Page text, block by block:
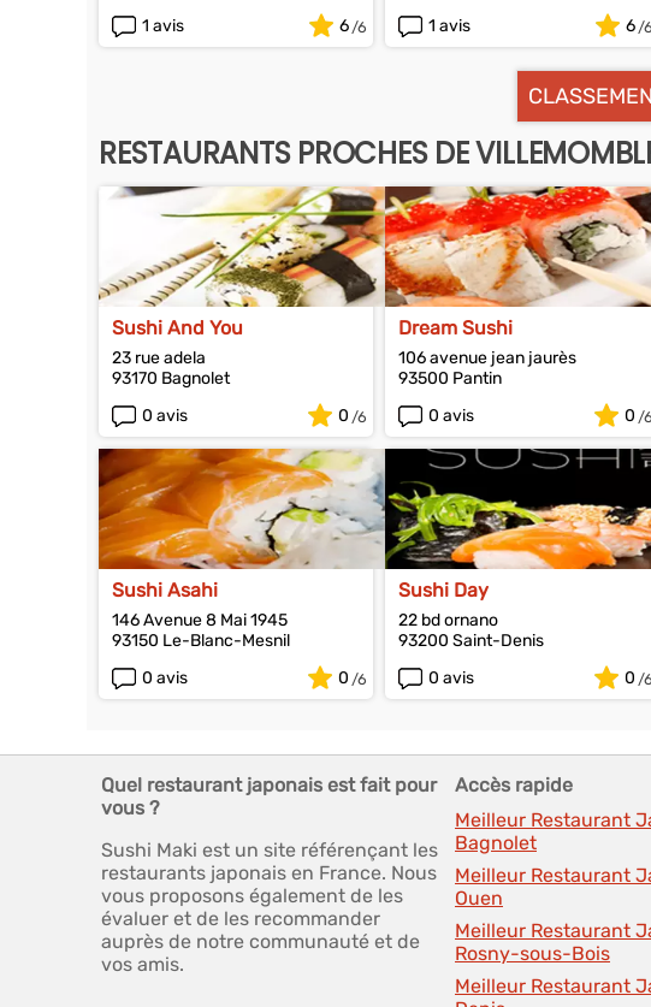
1 avis
6
1 avis
6
RESTAURANTS PROCHES DE
Sushi And You
23 rue adela
93170 Bagnolet
0 avis
0
Dream Sushi
106 avenue jean jaurès
93500 Pantin
0 avis
0
Sushi Asahi
146 Avenue 8 Mai 1945
93150 Le-Blanc-Mesnil
0 avis
0
Sushi Day
22 bd ornano
93200 Saint-Denis
0 avis
0
Quel restaurant japonais est fait pour
vous ?
Sushi Maki est un site référençant les
restaurants japonais en France. Nous
vous proposons également de les
évaluer et de les recommander
auprès de notre communauté et de
vos amis.
Accès rapide
Meilleur Restaurant
Bagnolet
Meilleur Restaurant
Ouen
Meilleur Restaurant
Rosny-sous-Bois
Meilleur Restaurant